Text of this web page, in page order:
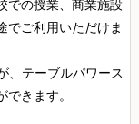
での授業、商業施設
でご利用いただけま
、テーブルパワース
きます。